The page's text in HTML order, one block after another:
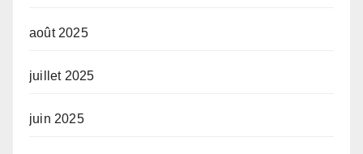
août 2025
juillet 2025
juin 2025